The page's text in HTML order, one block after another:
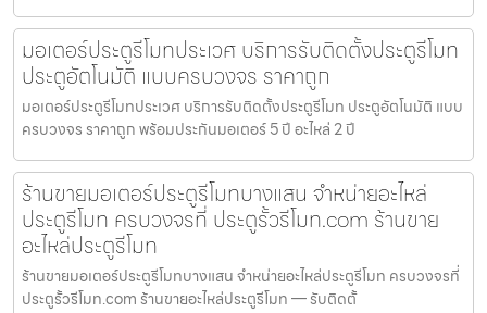
มอเตอร์ประตูรีโมทประเวศ บริการรับติดตั้งประตูรีโมท
ประตูอัตโนมัติ แบบครบวงจร ราคาถูก
มอเตอร์ประตูรีโมทประเวศ บริการรับติดตั้งประตูรีโมท ประตูอัตโนมัติ แบบ
ครบวงจร ราคาถูก พร้อมประกันมอเตอร์ 5 ปี อะไหล่ 2 ปี
ร้านขายมอเตอร์ประตูรีโมทบางแสน จำหน่ายอะไหล่
ประตูรีโมท ครบวงจรที่ ประตูรั้วรีโมท.com ร้านขาย
อะไหล่ประตูรีโมท
ร้านขายมอเตอร์ประตูรีโมทบางแสน จำหน่ายอะไหล่ประตูรีโมท ครบวงจรที่
ประตูรั้วรีโมท.com ร้านขายอะไหล่ประตูรีโมท — รับติดตั้